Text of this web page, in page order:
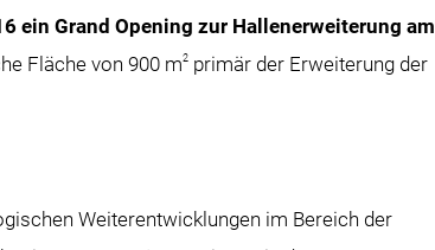
ein Grand Opening zur Hallenerweiterung am
Fläche von 900 m2 primär der Erweiterung der
Weiterentwicklungen im Bereich der